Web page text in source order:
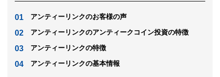
アンティーリンクのお客様の声
アンティーリンクのアンティークコイン投資の特徴
アンティーリンクの特徴
アンティーリンクの基本情報